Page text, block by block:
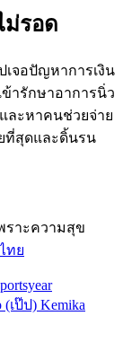
ม่รอด
จอปัญหาการเงิน
ข้ารักษาอาการนิ่ว
ละหาคนช่วยจ่าย
ที่สุดและดิ้นรน
ราะความสุข
ทย
เป๊ป) Kemika